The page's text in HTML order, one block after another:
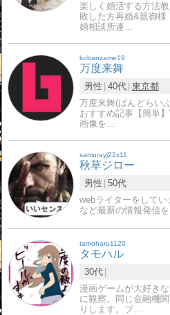
楽しく婚活する方法
敗した方再婚&親御
婚相談所連…
kobanzame19
万度来舞
男性 40代 東京都
万度来舞(ばんどらい
おすすめ記事【簡単
画像を…
samurayj22x11
秋草ジロー
男性 50代
webライターをして
など最新の情報発信
tamoharu1120
タモハル
30代
漫画ゲームが大好き
に観察。同じ金融機
りします。ブ…